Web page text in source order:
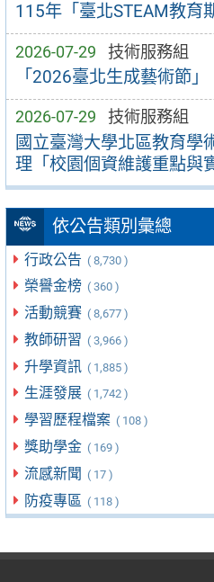
115年「臺北STEAM教育
2026-07-29 技術服務組
「2026臺北生成藝術節」
2026-07-29 技術服務組
國立臺灣大學北區教育學
理「校園個資維護重點與
依公告類別彙總
行政公告 ( 8,730 )
榮譽金榜 ( 360 )
活動競賽 ( 8,677 )
教師研習 ( 3,966 )
升學資訊 ( 1,885 )
生涯發展 ( 1,742 )
學習歷程檔案 ( 108 )
獎助學金 ( 169 )
流感新聞 ( 17 )
防疫專區 ( 118 )